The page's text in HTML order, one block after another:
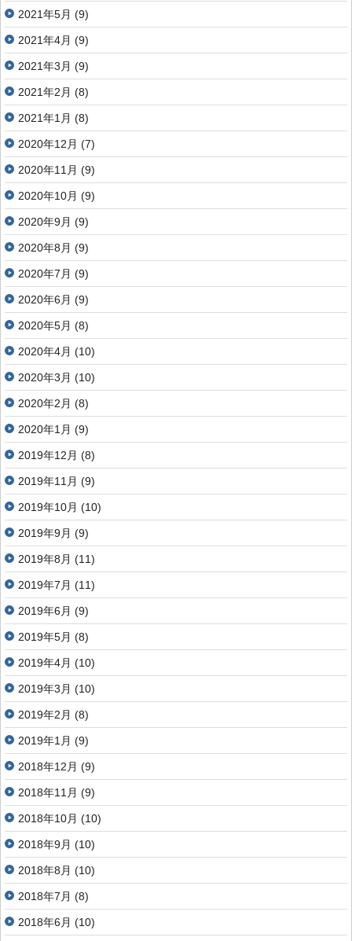
2021年5月 (9)
2021年4月 (9)
2021年3月 (9)
2021年2月 (8)
2021年1月 (8)
2020年12月 (7)
2020年11月 (9)
2020年10月 (9)
2020年9月 (9)
2020年8月 (9)
2020年7月 (9)
2020年6月 (9)
2020年5月 (8)
2020年4月 (10)
2020年3月 (10)
2020年2月 (8)
2020年1月 (9)
2019年12月 (8)
2019年11月 (9)
2019年10月 (10)
2019年9月 (9)
2019年8月 (11)
2019年7月 (11)
2019年6月 (9)
2019年5月 (8)
2019年4月 (10)
2019年3月 (10)
2019年2月 (8)
2019年1月 (9)
2018年12月 (9)
2018年11月 (9)
2018年10月 (10)
2018年9月 (10)
2018年8月 (10)
2018年7月 (8)
2018年6月 (10)